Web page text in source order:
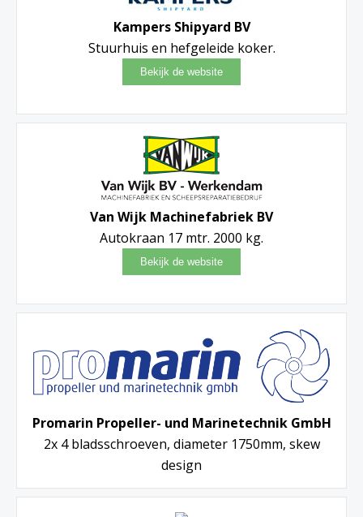
Kampers Shipyard BV
Stuurhuis en hefgeleide koker.
Van Wijk Machinefabriek BV
Autokraan 17 mtr. 2000 kg.
Promarin Propeller- und Marinetechnik GmbH
2x 4 bladsschroeven, diameter 1750mm, skew
design